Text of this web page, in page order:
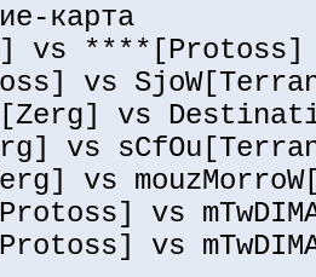
карта
vs
vs
vs
vs
vs
vs
vs